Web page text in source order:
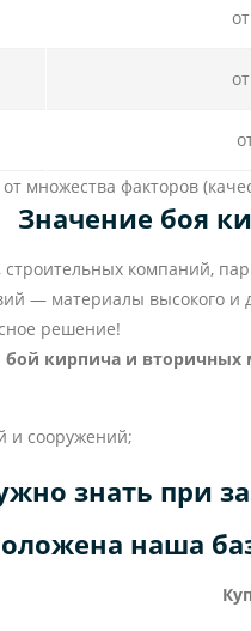
множества факторов
Значение боя
компаний,
— материалы высокого и
решение!
бой кирпича и вторичных
и сооружений;
знать при
наша